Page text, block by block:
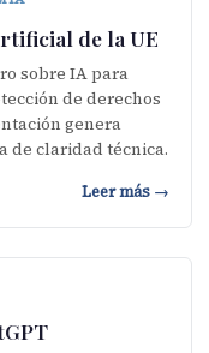
de la UE
sobre IA para
de derechos
genera
de claridad técnica.
Leer más →